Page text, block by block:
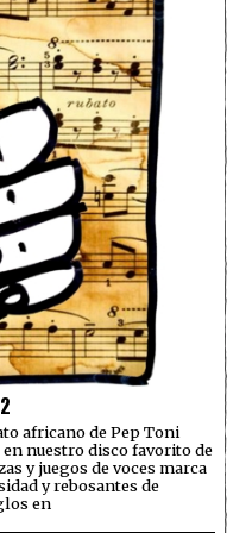
africano de Pep Toni
nuestro disco favorito de
y juegos de voces marca
y rebosantes de
en